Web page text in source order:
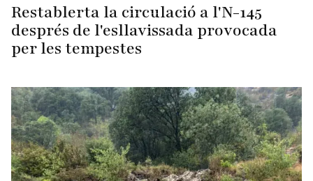
Restablerta la circulació a l'N-145
després de l'esllavissada provocada
per les tempestes